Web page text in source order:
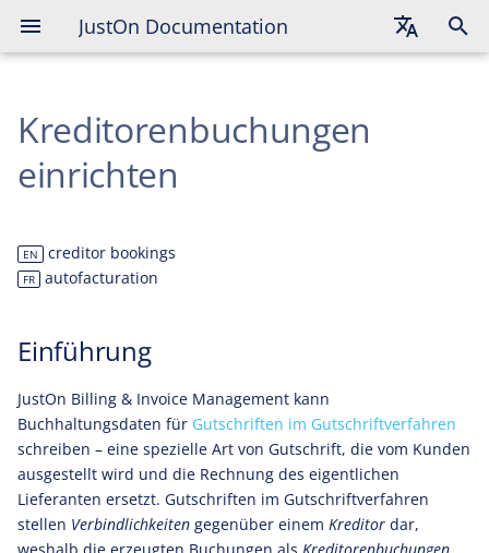
JustOn Documentation
Einführung
Details
Buchungsdaten-Erzeugung
Buchungskonten einrichten
Rechnungsinformationen
Kreditorenbuchungen
einrichten
EN creditor bookings
FR autofacturation
Einführung
JustOn Billing & Invoice Management kann
Buchhaltungsdaten für Gutschriften im Gutschriftverfahren
schreiben – eine spezielle Art von Gutschrift, die vom Kunden
ausgestellt wird und die Rechnung des eigentlichen
Lieferanten ersetzt. Gutschriften im Gutschriftverfahren
stellen Verbindlichkeiten gegenüber einem Kreditor dar,